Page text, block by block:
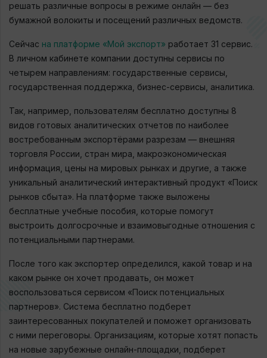
решать различные вопросы в режиме онлайн — без
бумажной волокиты и посещений различных ведомств.
Сейчас на платформе «Мой экспорт» работает 31 сервис.
В личном кабинете компании доступны сервисы по
четырем направлениям: государственные сервисы,
государственная поддержка, бизнес-сервисы, аналитика.
Так, например, пользователям бесплатно доступны 8
видов готовых аналитических отчетов по наиболее
востребованным экспортёрами разрезам — внешняя
торговля России, стран мира, макроэкономическая
информация, цены на мировых рынках и другие, а также
уникальный аналитический интерактивный продукт «Поиск
рынков сбыта». На платформе также выложены
бесплатные учебные пособия, которые помогут
выстроить долгосрочные и взаимовыгодные отношения с
потенциальными партнерами.
После того как экспортер определился, какой товар и на
каком рынке он хочет продавать, он может
воспользоваться сервисом «Поиск потенциальных
партнеров». Система бесплатно подберет
заинтересованных покупателей и поможет организовать
с ними переговоры. Организациям, которые хотят попасть
на новые зарубежные онлайн-площадки, подберет